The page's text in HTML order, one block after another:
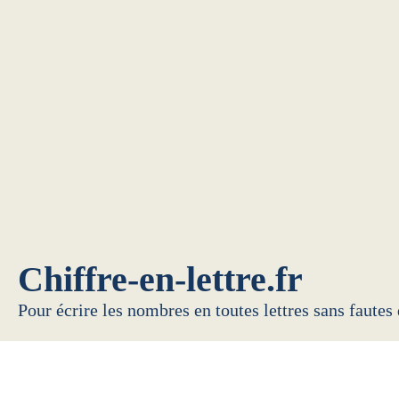
Chiffre-en-lettre.fr
Pour écrire les nombres en toutes lettres sans